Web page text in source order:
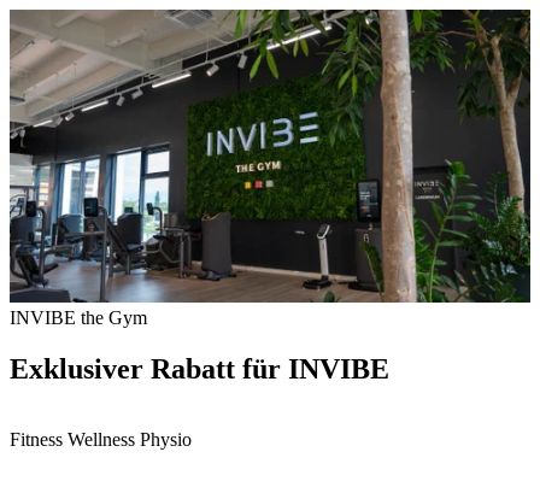
INVIBE the Gym
Exklusiver Rabatt für INVIBE
Fitness Wellness Physio